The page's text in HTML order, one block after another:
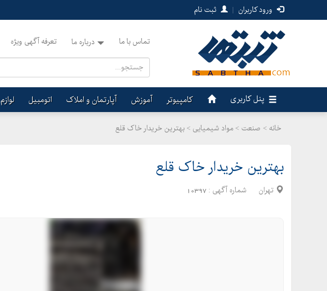
ورود کاربران | ثبت نام
تماس با ما درباره ما تعرفه آگهی ویژه
پنل کاربری کامپیوتر آموزش آپارتمان و املاک اتومبیل لوازم
خانه > صنعت > مواد شیمیایی > بهترین خریدار خاک قلع
بهترین خریدار خاک قلع
تهران شماره آگهی : 10397